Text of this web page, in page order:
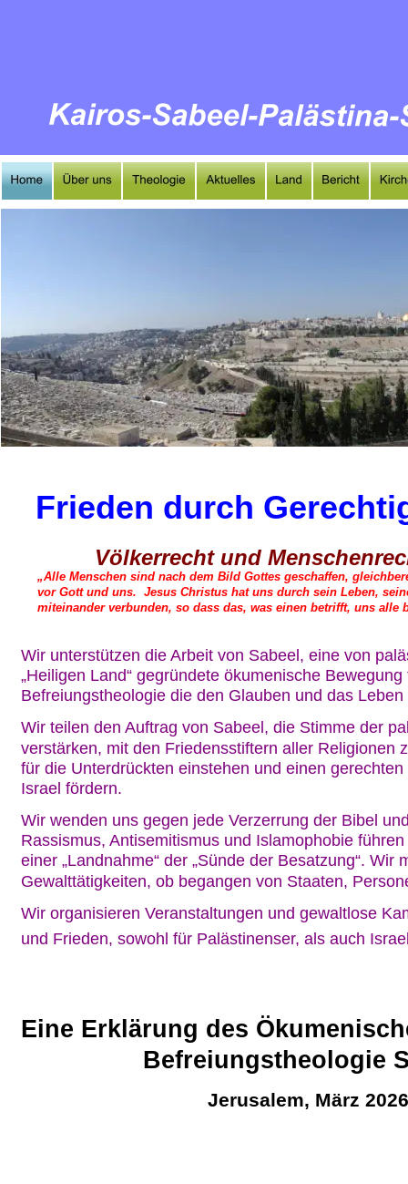
Frieden durch
Wir unterstützen die Arbeit von Sabeel, eine von
„Heiligen Land“ gegründete ökumenische
Befreiungstheologie die den Glauben und das Leben
Wir teilen den Auftrag von Sabeel, die Stimme der
verstärken, mit den Friedensstiftern aller Religionen
für die Unterdrückten einstehen und einen
Israel fördern.
Wir wenden uns gegen jede Verzerrung der Bibel
Rassismus, Antisemitismus und Islamophobie
einer „Landnahme“ der „Sünde der Besatzung“. Wir
Gewalttätigkeiten, ob begangen von Staaten,
Wir organisieren Veranstaltungen und gewaltlose
und Frieden, sowohl für Palästinenser, als auch
Völkerrecht und
„Alle Menschen sind nach dem Bild Gottes geschaffen,
vor Gott und uns.  Jesus Christus hat uns durch sein Leben,
miteinander verbunden, so dass das, was einen betrifft, uns alle
Eine Erklärung des
Befreiungstheologie
Jerusalem, März